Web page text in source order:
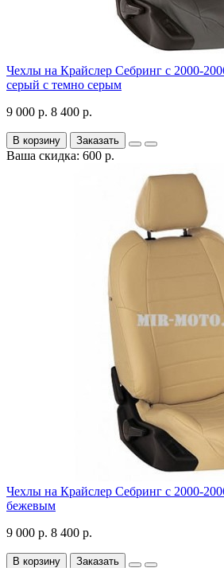
Чехлы на Крайслер Себринг с 2000-
серый с темно серым
9 000 р. 8 400 р.
В корзину Заказать
Ваша скидка: 600 р.
Чехлы на Крайслер Себринг с 2000-
бежевым
9 000 р. 8 400 р.
В корзину Заказать